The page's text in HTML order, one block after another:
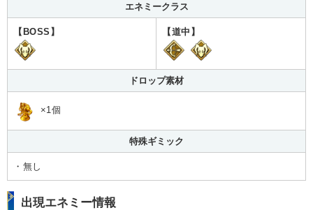
エネミークラス
【BOSS】 【道中】
ドロップ素材
×1個
特殊ギミック
・無し
出現エネミー情報